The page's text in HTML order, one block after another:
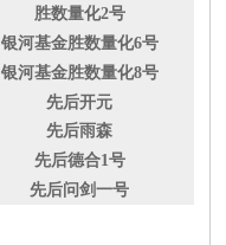
胜数量化2号
银河基金胜数量化6号
银河基金胜数量化8号
先后开元
先后雨森
先后德合1号
先后问剑一号